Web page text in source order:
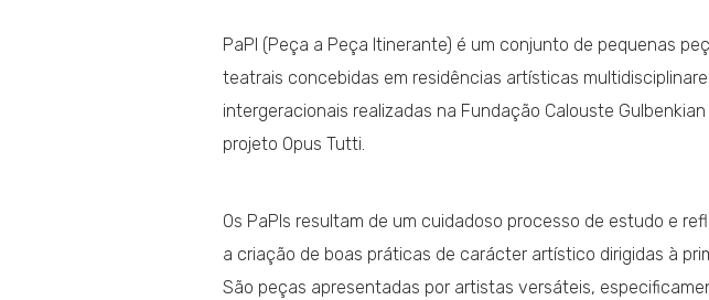
PaPI (Peça a Peça Itinerante) é um conjunto de pequenas
teatrais concebidas em residências artísticas
intergeracionais realizadas na Fundação Calouste
projeto Opus Tutti.
Os PaPIs resultam de um cuidadoso processo de estudo e
a criação de boas práticas de carácter artístico dirigidas à
São peças apresentadas por artistas versáteis,